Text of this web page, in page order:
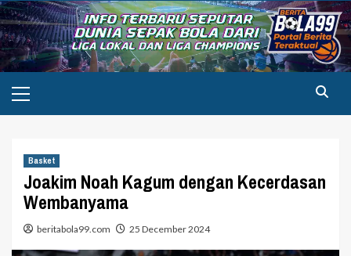
Skip
to
content
Menu
Basket
Joakim Noah Kagum dengan Kecerdasan
Wembanyama
beritabola99.com 25 December 2024